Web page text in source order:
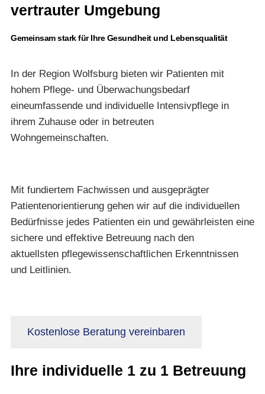
vertrauter Umgebung
Gemeinsam stark für Ihre Gesundheit und Lebensqualität
In der Region Wolfsburg bieten wir Patienten mit
hohem Pflege- und Überwachungsbedarf
eineumfassende und individuelle Intensivpflege in
ihrem Zuhause oder in betreuten
Wohngemeinschaften.
Mit fundiertem Fachwissen und ausgeprägter
Patientenorientierung gehen wir auf die individuellen
Bedürfnisse jedes Patienten ein und gewährleisten eine
sichere und effektive Betreuung nach den
aktuellsten pflegewissenschaftlichen Erkenntnissen
und Leitlinien.
Kostenlose Beratung vereinbaren
Ihre individuelle 1 zu 1 Betreuung